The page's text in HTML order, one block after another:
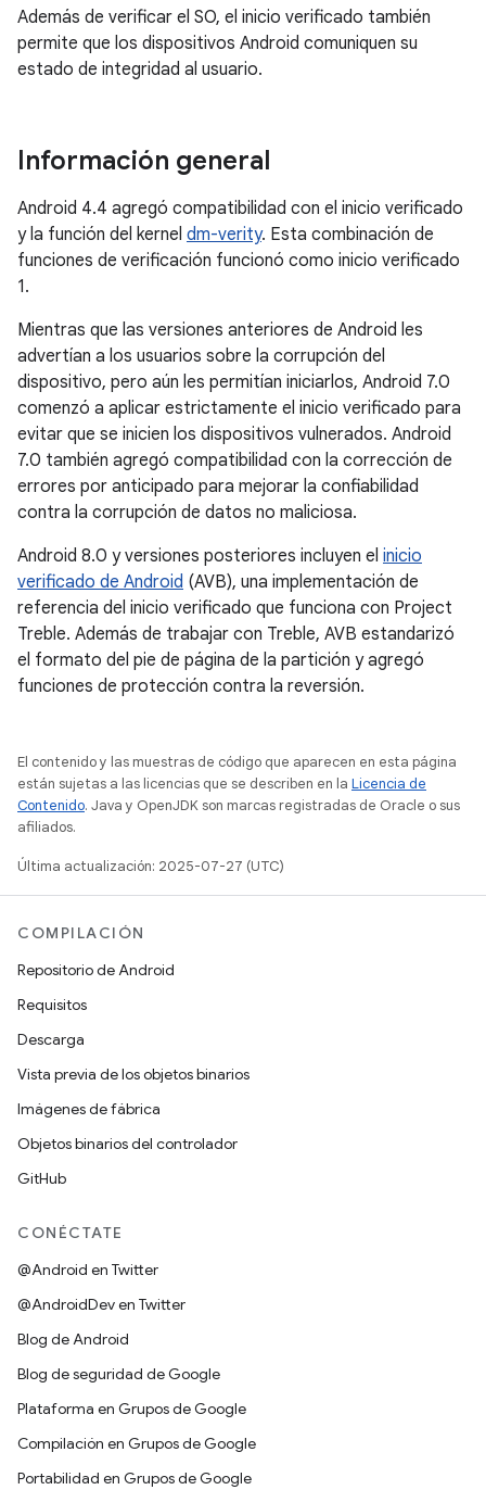
Además de verificar el SO, el inicio verificado también
permite que los dispositivos Android comuniquen su
estado de integridad al usuario.
Información general
Android 4.4 agregó compatibilidad con el inicio verificado
y la función del kernel dm-verity. Esta combinación de
funciones de verificación funcionó como inicio verificado
1.
Mientras que las versiones anteriores de Android les
advertían a los usuarios sobre la corrupción del
dispositivo, pero aún les permitían iniciarlos, Android 7.0
comenzó a aplicar estrictamente el inicio verificado para
evitar que se inicien los dispositivos vulnerados. Android
7.0 también agregó compatibilidad con la corrección de
errores por anticipado para mejorar la confiabilidad
contra la corrupción de datos no maliciosa.
Android 8.0 y versiones posteriores incluyen el inicio
verificado de Android (AVB), una implementación de
referencia del inicio verificado que funciona con Project
Treble. Además de trabajar con Treble, AVB estandarizó
el formato del pie de página de la partición y agregó
funciones de protección contra la reversión.
El contenido y las muestras de código que aparecen en esta página
están sujetas a las licencias que se describen en la Licencia de
Contenido. Java y OpenJDK son marcas registradas de Oracle o sus
afiliados.
Última actualización: 2025-07-27 (UTC)
COMPILACIÓN
Repositorio de Android
Requisitos
Descarga
Vista previa de los objetos binarios
Imágenes de fábrica
Objetos binarios del controlador
GitHub
CONÉCTATE
@Android en Twitter
@AndroidDev en Twitter
Blog de Android
Blog de seguridad de Google
Plataforma en Grupos de Google
Compilación en Grupos de Google
Portabilidad en Grupos de Google